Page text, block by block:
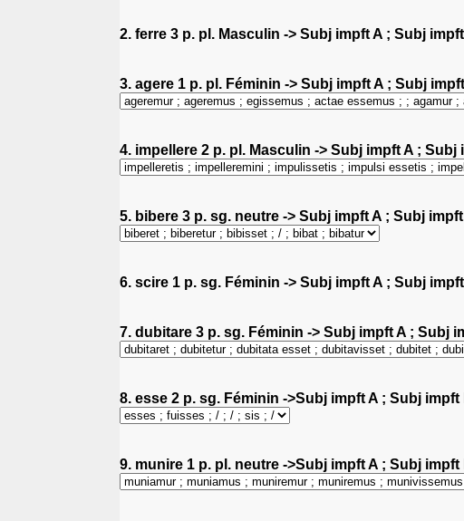
2. ferre 3 p. pl. Masculin -> Subj impft A ; Subj
3. agere 1 p. pl. Féminin -> Subj impft A ; Subj
4. impellere 2 p. pl. Masculin -> Subj impft A ;
5. bibere 3 p. sg. neutre -> Subj impft A ; Subj
6. scire 1 p. sg. Féminin -> Subj impft A ; Subj
7. dubitare 3 p. sg. Féminin -> Subj impft A ; Subj
8. esse 2 p. sg. Féminin ->Subj impft A ; Subj
9. munire 1 p. pl. neutre ->Subj impft A ; Subj